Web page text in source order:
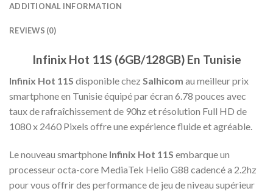
ADDITIONAL INFORMATION
REVIEWS (0)
Infinix Hot 11S (6GB/128GB) En Tunisie
Infinix Hot 11S disponible chez Salhicom au meilleur prix
smartphone en Tunisie équipé par écran 6.78 pouces avec
taux de rafraîchissement de 90hz et résolution Full HD de
1080 x 2460 Pixels offre une expérience fluide et agréable.
Le nouveau smartphone Infinix Hot 11S embarque un
processeur octa-core MediaTek Helio G88 cadencé a 2.2hz
pour vous offrir des performance de jeu de niveau supérieur